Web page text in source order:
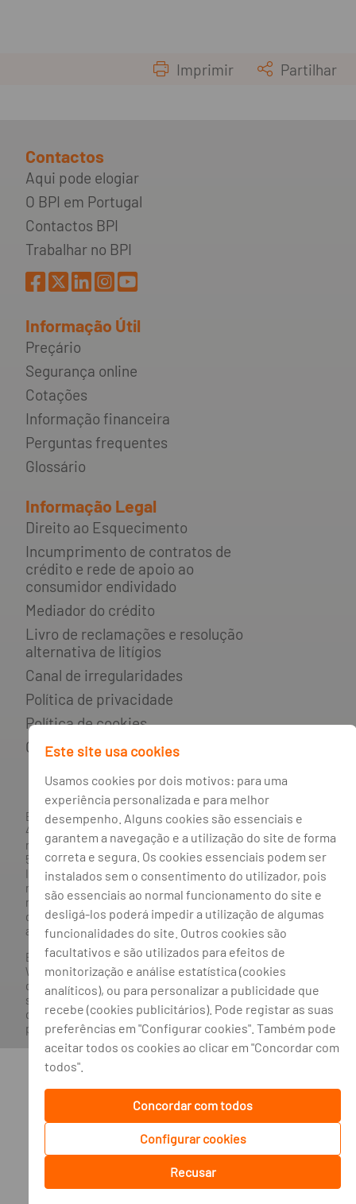
Imprimir Partilhar
Contactos
Aqui pode elogiar
O BPI em Portugal
Contactos BPI
Trabalhar no BPI
Informação Útil
Preçário
Segurança online
Cotações
Informação financeira
Perguntas frequentes
Glossário
Informação Legal
Direito ao Esquecimento
Incumprimento de contratos de
crédito e rede de apoio ao
consumidor endividado
Mediador do crédito
Livro de reclamações e resolução
alternativa de litígios
Canal de irregularidades
Política de privacidade
Política de cookies
Gestão de cookies
BANCO BPI, S.A., com sede na Avenida da Boavista, 1117,
4100-129 Porto; Capital Social: € 1 293 063 324,98; matriculada
na CRC Porto sob o número de matrícula PTIRNMJ 501 214
534, como o número de identificação fiscal 501 214 534.
Intermediário financeiro registado na CMVM com o n° 300 e
no Banco de Portugal sob o código n° 10. Agente de Seguros
n.º 419527591, registado junto da Autoridade de Supervisão
de Seguros e Fundos de Pensões em 21/01/2019, e autorizado
a exercer atividade nos Ramos de Seguro Vida e Não Vida.
Banco BPI ©. Todos os direitos reservados.
WebsiteAcessível.O Banco BPI não se responsabiliza por
quaisquer traduções do site efetuadas através do browser,
sendo a versão em língua portuguesa a única versão oficial,
que prevalecerá em qualquer caso. Este site encontra-se em
processo de adoção do novo acordo ortográfico.
Este site usa cookies
Usamos cookies por dois motivos: para uma
experiência personalizada e para melhor
desempenho. Alguns cookies são essenciais e
garantem a navegação e a utilização do site de forma
correta e segura. Os cookies essenciais podem ser
instalados sem o consentimento do utilizador, pois
são essenciais ao normal funcionamento do site e
desligá-los poderá impedir a utilização de algumas
funcionalidades do site. Outros cookies são
facultativos e são utilizados para efeitos de
monitorização e análise estatística (cookies
analíticos), ou para personalizar a publicidade que
recebe (cookies publicitários). Pode registar as suas
preferências em "Configurar cookies". Também pode
aceitar todos os cookies ao clicar em "Concordar com
todos".
Concordar com todos
Configurar cookies
Recusar